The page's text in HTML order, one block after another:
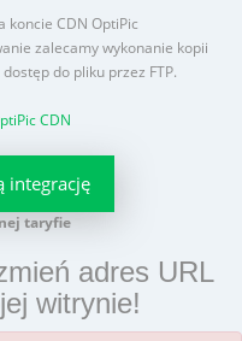
CDN OptiPic
zalecamy wykonanie kopii
do pliku przez FTP.
CDN
integrację
taryfie
adres URL
witrynie!